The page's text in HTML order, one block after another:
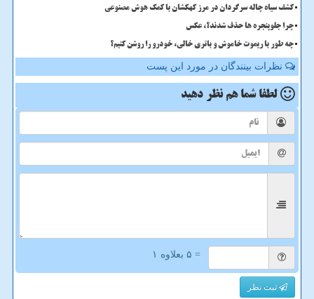
کشف سیاه چاله سرگردان در مرز کهکشان با کمک هوش مصنوعی
چرا جلوپنجره ها حذف شدند؟، عکس
چه طور با ریموت خاموش و باتری خالی، خودرو را روشن کنیم؟
نظرات بینندگان در مورد این پست
لطفا شما هم نظر دهید
= ۵ بعلاوه ۱
ثبت نظر